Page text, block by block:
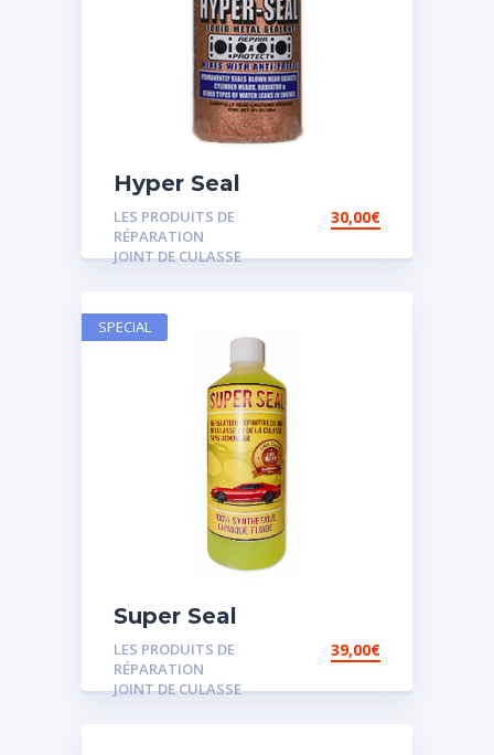
Hyper Seal
LES PRODUITS DE
RÉPARATION
JOINT DE CULASSE
30,00€
Super Seal
LES PRODUITS DE
RÉPARATION
JOINT DE CULASSE
39,00€
SPECIAL